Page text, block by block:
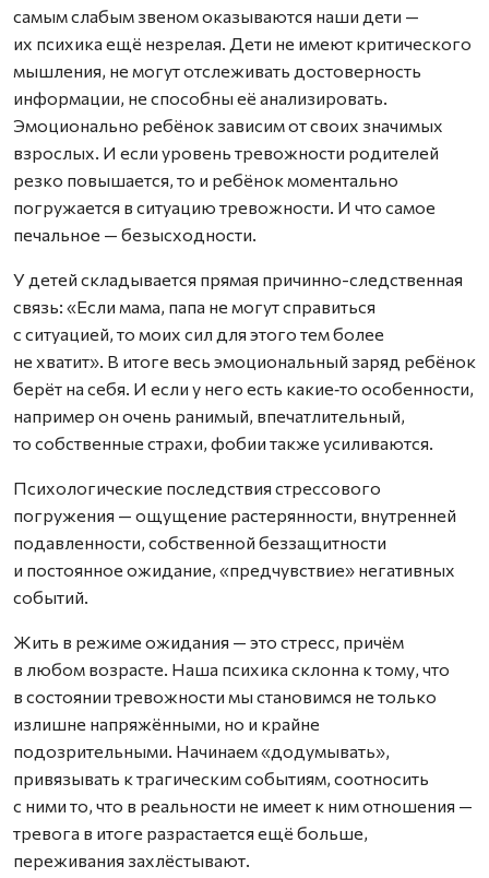
самым слабым звеном оказываются наши дети —
их психика ещё незрелая. Дети не имеют критического
мышления, не могут отслеживать достоверность
информации, не способны её анализировать.
Эмоционально ребёнок зависим от своих значимых
взрослых. И если уровень тревожности родителей
резко повышается, то и ребёнок моментально
погружается в ситуацию тревожности. И что самое
печальное — безысходности.
У детей складывается прямая причинно-следственная
связь: «Если мама, папа не могут справиться
с ситуацией, то моих сил для этого тем более
не хватит». В итоге весь эмоциональный заряд ребёнок
берёт на себя. И если у него есть какие‑то особенности,
например он очень ранимый, впечатлительный,
то собственные страхи, фобии также усиливаются.
Психологические последствия стрессового
погружения — ощущение растерянности, внутренней
подавленности, собственной беззащитности
и постоянное ожидание, «предчувствие» негативных
событий.
Жить в режиме ожидания — это стресс, причём
в любом возрасте. Наша психика склонна к тому, что
в состоянии тревожности мы становимся не только
излишне напряжёнными, но и крайне
подозрительными. Начинаем «додумывать»,
привязывать к трагическим событиям, соотносить
с ними то, что в реальности не имеет к ним отношения —
тревога в итоге разрастается ещё больше,
переживания захлёстывают.